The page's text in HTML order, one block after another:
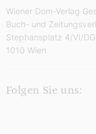
Wiener Dom-Verlag
Buch- und
Stephansplatz 4/VI/DG
1010 Wien
Folgen Sie uns: